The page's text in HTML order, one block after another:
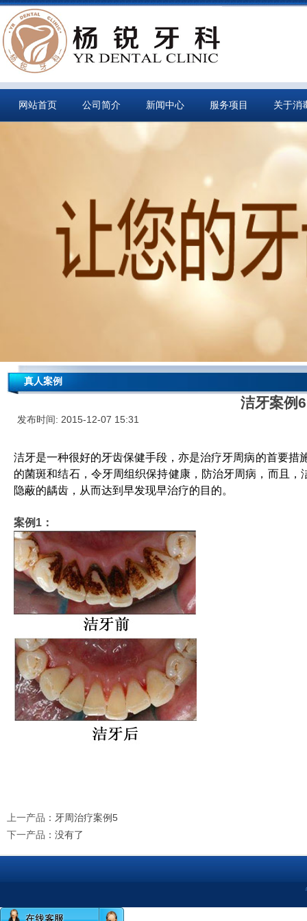
网站首页 公司简介 新闻中心 服务项目 关于消
真人案例
洁牙案例6
发布时间: 2015-12-07 15:31
洁牙是一种很好的牙齿保健手段，亦是治疗牙周病的首要措
的菌斑和结石，令牙周组织保持健康，防治牙周病 ，而且
隐蔽的龋齿 ，从而达到早发现早治疗的目的。
案例1：
上一产品 ： 牙周治疗案例5
下一产品 ：没有了